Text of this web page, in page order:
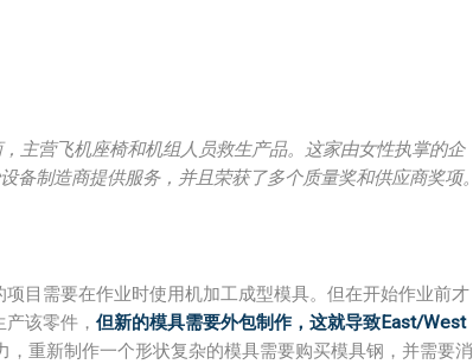
主营飞机座椅和机组人员救生产品。这家由女性执掌的企
制造商提供服务，并且荣获了多个质量奖和供应商奖项。
目需要在作业时使用机加工成型模具。但在开始作业前才
该零件， 但新的模具需要外包制作，这就导致East/West
，重新制作一个形状复杂的模具需要购买模具钢，并需要消